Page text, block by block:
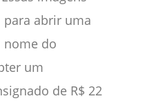
abrir uma
nome do
um
de R$ 22